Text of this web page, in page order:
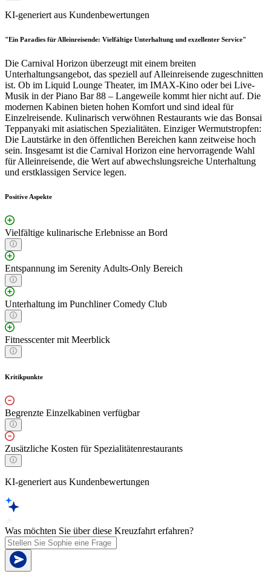
KI-generiert aus Kundenbewertungen
"Ein Paradies für Alleinreisende: Vielfältige Unterhaltung und exzellenter Service"
Die Carnival Horizon überzeugt mit einem breiten
Unterhaltungsangebot, das speziell auf Alleinreisende zugeschnitten
ist. Ob im Liquid Lounge Theater, im IMAX-Kino oder bei Live-
Musik in der Piano Bar 88 – Langeweile kommt hier nicht auf. Die
modernen Kabinen bieten hohen Komfort und sind ideal für
Einzelreisende. Kulinarisch verwöhnen Restaurants wie das Bonsai
Teppanyaki mit asiatischen Spezialitäten. Einziger Wermutstropfen:
Die Lautstärke in den öffentlichen Bereichen kann zeitweise hoch
sein. Insgesamt ist die Carnival Horizon eine hervorragende Wahl
für Alleinreisende, die Wert auf abwechslungsreiche Unterhaltung
und erstklassigen Service legen.
Positive Aspekte
Vielfältige kulinarische Erlebnisse an Bord
Entspannung im Serenity Adults-Only Bereich
Unterhaltung im Punchliner Comedy Club
Fitnesscenter mit Meerblick
Kritikpunkte
Begrenzte Einzelkabinen verfügbar
Zusätzliche Kosten für Spezialitätenrestaurants
KI-generiert aus Kundenbewertungen
Was möchten Sie über diese Kreuzfahrt erfahren?